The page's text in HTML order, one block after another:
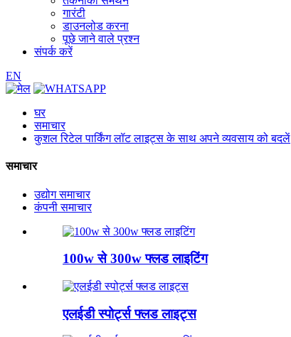
गारंटी
डाउनलोड करना
पूछे जाने वाले प्रश्न
संपर्क करें
EN
घर
समाचार
कुशल रिटेल पार्किंग लॉट लाइट्स के साथ अपने व्यवसाय को बदलें
समाचार
उद्योग समाचार
कंपनी समाचार
100w से 300w फ्लड लाइटिंग
एलईडी स्पोर्ट्स फ्लड लाइट्स